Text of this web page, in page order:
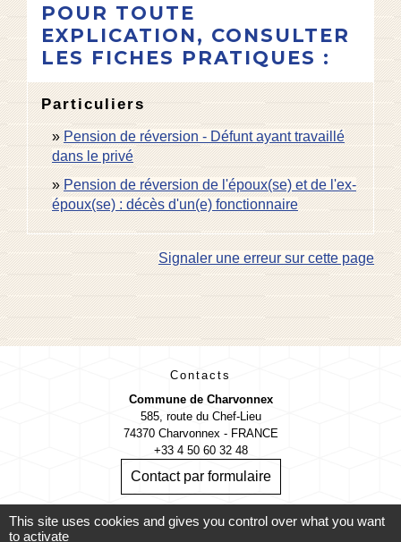
POUR TOUTE
EXPLICATION, CONSULTER
LES FICHES PRATIQUES :
Particuliers
Pension de réversion - Défunt ayant travaillé
dans le privé
Pension de réversion de l'époux(se) et de l'ex-
époux(se) : décès d'un(e) fonctionnaire
Signaler une erreur sur cette page
Contacts
Commune de Charvonnex
585, route du Chef-Lieu
74370 Charvonnex - FRANCE
+33 4 50 60 32 48
Contact par formulaire
🕐 HORAIRES de MAIRIE
This site uses cookies and gives you control over what you want
to activate